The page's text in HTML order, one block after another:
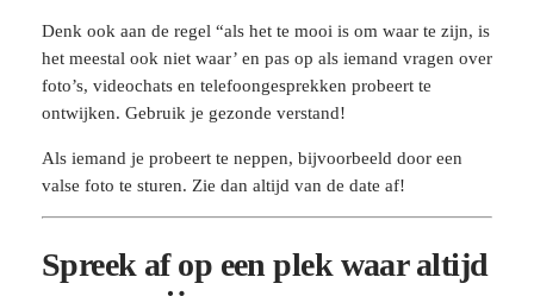
Denk ook aan de regel “als het te mooi is om waar te zijn, is
het meestal ook niet waar’ en pas op als iemand vragen over
foto’s, videochats en telefoongesprekken probeert te
ontwijken. Gebruik je gezonde verstand!
Als iemand je probeert te neppen, bijvoorbeeld door een
valse foto te sturen. Zie dan altijd van de date af!
Spreek af op een plek waar altijd